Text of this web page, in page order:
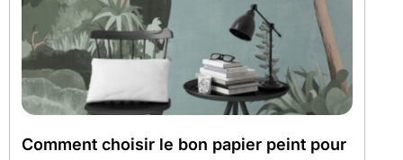
Comment choisir le bon papier peint pour